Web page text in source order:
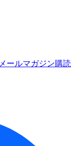
メールマガジン購読